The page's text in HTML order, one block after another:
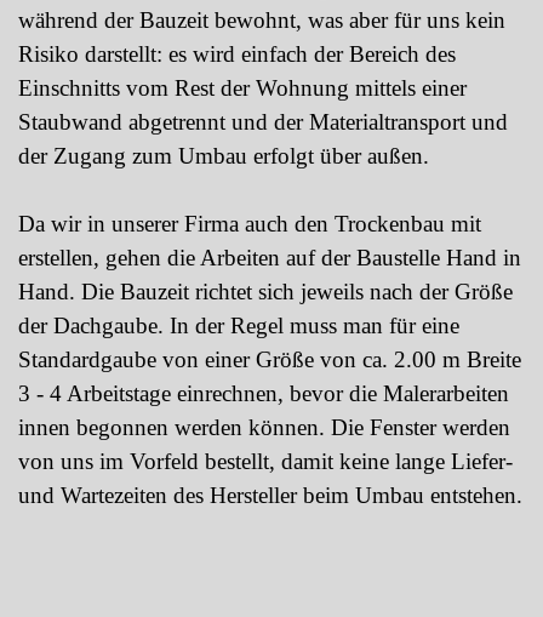
während der Bauzeit bewohnt, was aber für uns kein
Risiko darstellt: es wird einfach der Bereich des
Einschnitts vom Rest der Wohnung mittels einer
Staubwand abgetrennt und der Materialtransport und
der Zugang zum Umbau erfolgt über außen.
Da wir in unserer Firma auch den Trockenbau mit
erstellen, gehen die Arbeiten auf der Baustelle Hand in
Hand. Die Bauzeit richtet sich jeweils nach der Größe
der Dachgaube. In der Regel muss man für eine
Standardgaube von einer Größe von ca. 2.00 m Breite
3 - 4 Arbeitstage einrechnen, bevor die Malerarbeiten
innen begonnen werden können. Die Fenster werden
von uns im Vorfeld bestellt, damit keine lange Liefer-
und Wartezeiten des Hersteller beim Umbau entstehen.